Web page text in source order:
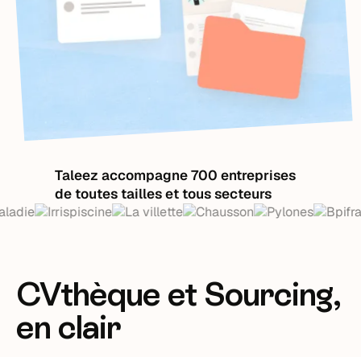
Taleez accompagne 700 entreprises
de toutes tailles et tous secteurs
CVthèque et Sourcing,
en clair